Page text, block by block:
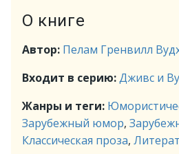
О книге
Автор: Пелам Гренвилл
Входит в серию:Дживс и
Жанры и теги:
Зарубежный юмор,
Классическая проза,